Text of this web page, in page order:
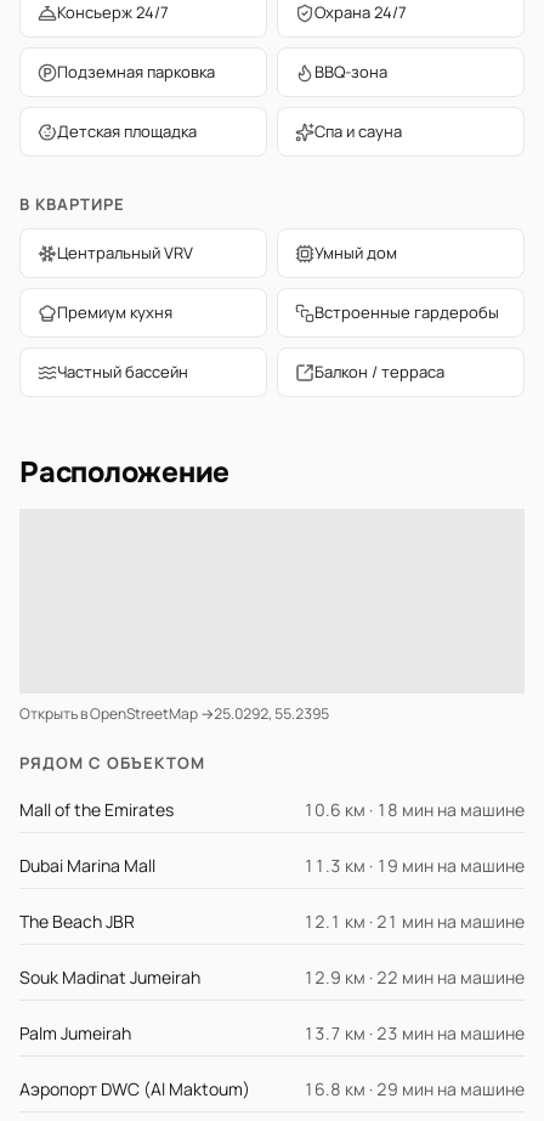
Консьерж 24/7 Охрана 24/7
Подземная парковка BBQ-зона
Детская площадка Спа и сауна
В КВАРТИРЕ
Центральный VRV Умный дом
Премиум кухня Встроенные гардеробы
Частный бассейн Балкон / терраса
Расположение
Открыть в OpenStreetMap →25.0292, 55.2395
РЯДОМ С ОБЪЕКТОМ
Mall of the Emirates 10.6 км · 18 мин на машине
Dubai Marina Mall 11.3 км · 19 мин на машине
The Beach JBR 12.1 км · 21 мин на машине
Souk Madinat Jumeirah 12.9 км · 22 мин на машине
Palm Jumeirah 13.7 км · 23 мин на машине
Аэропорт DWC (Al Maktoum) 16.8 км · 29 мин на машине